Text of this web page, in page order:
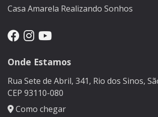
Casa Amarela Realizando Sonhos
Onde Estamos
Rua Sete de Abril, 341, Rio dos Sinos,
CEP 93110-080
Como chegar